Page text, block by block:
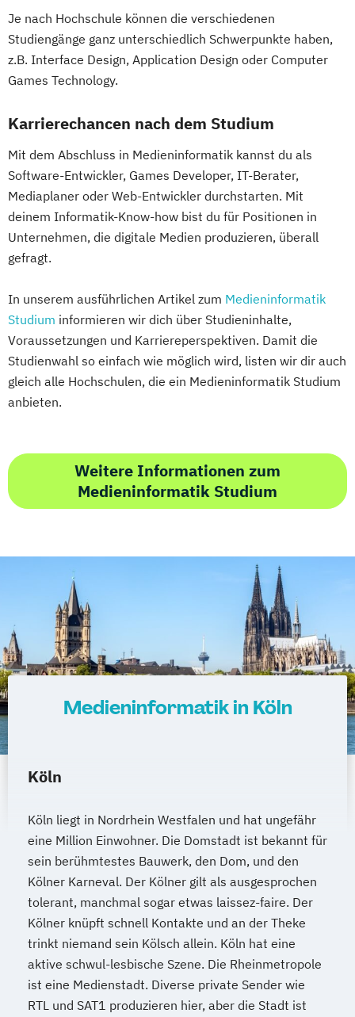
Je nach Hochschule können die verschiedenen
Studiengänge ganz unterschiedlich Schwerpunkte haben,
z.B. Interface Design, Application Design oder Computer
Games Technology.
Karrierechancen nach dem Studium
Mit dem Abschluss in Medieninformatik kannst du als
Software-Entwickler, Games Developer, IT-Berater,
Mediaplaner oder Web-Entwickler durchstarten. Mit
deinem Informatik-Know-how bist du für Positionen in
Unternehmen, die digitale Medien produzieren, überall
gefragt.
In unserem ausführlichen Artikel zum Medieninformatik
Studium informieren wir dich über Studieninhalte,
Voraussetzungen und Karriereperspektiven. Damit die
Studienwahl so einfach wie möglich wird, listen wir dir auch
gleich alle Hochschulen, die ein Medieninformatik Studium
anbieten.
Weitere Informationen zum
Medieninformatik Studium
Medieninformatik in Köln
Köln
Köln liegt in Nordrhein Westfalen und hat ungefähr
eine Million Einwohner. Die Domstadt ist bekannt für
sein berühmtestes Bauwerk, den Dom, und den
Kölner Karneval. Der Kölner gilt als ausgesprochen
tolerant, manchmal sogar etwas laissez-faire. Der
Kölner knüpft schnell Kontakte und an der Theke
trinkt niemand sein Kölsch allein. Köln hat eine
aktive schwul-lesbische Szene. Die Rheinmetropole
ist eine Medienstadt. Diverse private Sender wie
RTL und SAT1 produzieren hier, aber die Stadt ist